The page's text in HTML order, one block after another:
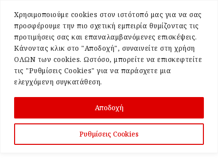
Χρησιμοποιούμε cookies στον ιστότοπό μας για να σας
προσφέρουμε την πιο σχετική εμπειρία θυμίζοντας τις
προτιμήσεις σας και επαναλαμβανόμενες επισκέψεις.
Κάνοντας κλικ στο "Αποδοχή", συναινείτε στη χρήση
ΟΛΩΝ των cookies. Ωστόσο, μπορείτε να επισκεφτείτε
τις "Ρυθμίσεις Cookies" για να παράσχετε μια
ελεγχόμενη συγκατάθεση.
Ρυθμίσεις Cookies
Αποδοχή